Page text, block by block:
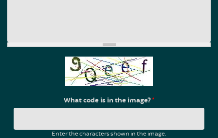
What code is in the image?*
Enter the characters shown in the image.